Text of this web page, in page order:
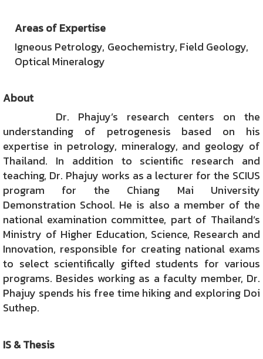
Areas of Expertise
Igneous Petrology, Geochemistry, Field Geology,
Optical Mineralogy
About
Dr. Phajuy’s research centers on the
understanding of petrogenesis based on his
expertise in petrology, mineralogy, and geology of
Thailand. In addition to scientific research and
teaching, Dr. Phajuy works as a lecturer for the SCIUS
program for the Chiang Mai University
Demonstration School. He is also a member of the
national examination committee, part of Thailand’s
Ministry of Higher Education, Science, Research and
Innovation, responsible for creating national exams
to select scientifically gifted students for various
programs. Besides working as a faculty member, Dr.
Phajuy spends his free time hiking and exploring Doi
Suthep.
IS & Thesis